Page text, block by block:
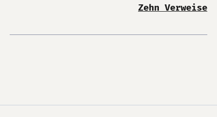
Zehn Verweise